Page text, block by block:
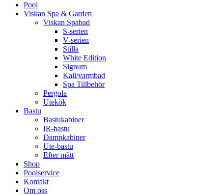
Pool
Viskan Spa & Garden
Viskan Spabad
S-serien
V-serien
Stilla
White Edition
Signum
Kall/varmbad
Spa Tillbehör
Pergola
Utekök
Bastu
Bastukabiner
IR-bastu
Dampkabiner
Ute-bastu
Efter mått
Shop
Poolservice
Kontakt
Om oss